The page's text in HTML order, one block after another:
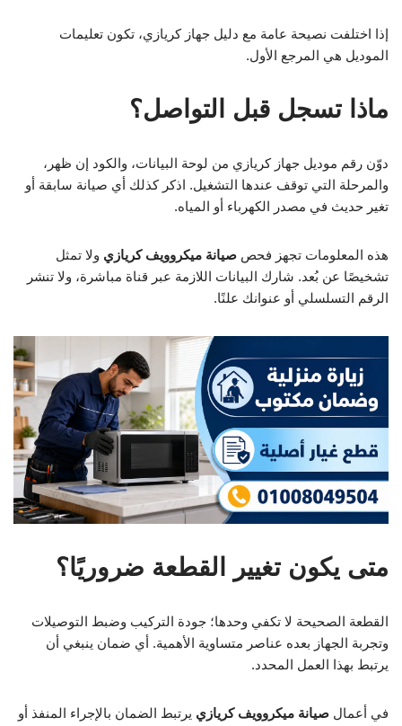
إذا اختلفت نصيحة عامة مع دليل جهاز كريازي، تكون تعليمات
الموديل هي المرجع الأول.
ماذا تسجل قبل التواصل؟
دوّن رقم موديل جهاز كريازي من لوحة البيانات، والكود إن ظهر،
والمرحلة التي توقف عندها التشغيل. اذكر كذلك أي صيانة سابقة أو
تغير حديث في مصدر الكهرباء أو المياه.
هذه المعلومات تجهز فحص صيانة ميكروويف كريازي ولا تمثل
تشخيصًا عن بُعد. شارك البيانات اللازمة عبر قناة مباشرة، ولا تنشر
الرقم التسلسلي أو عنوانك علنًا.
متى يكون تغيير القطعة ضروريًا؟
القطعة الصحيحة لا تكفي وحدها؛ جودة التركيب وضبط التوصيلات
وتجربة الجهاز بعده عناصر متساوية الأهمية. أي ضمان ينبغي أن
يرتبط بهذا العمل المحدد.
في أعمال صيانة ميكروويف كريازي يرتبط الضمان بالإجراء المنفذ أو